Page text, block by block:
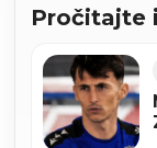
Pročitajte